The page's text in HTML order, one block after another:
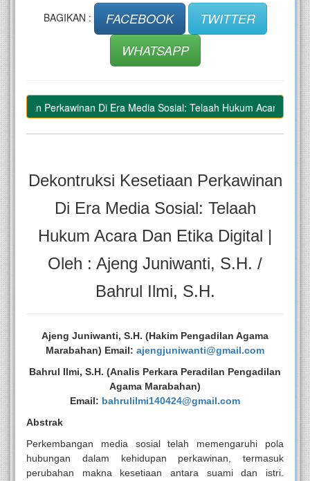
BAGIKAN : FACEBOOK
TWITTER
WHATSAPP
Perkawinan Di Era Media Sosial: Telaah Hukum Acara Dan
Dekontruksi Kesetiaan Perkawinan
Di Era Media Sosial: Telaah
Hukum Acara Dan Etika Digital |
Oleh : Ajeng Juniwanti, S.H. /
Bahrul Ilmi, S.H.
Ajeng Juniwanti, S.H. (Hakim Pengadilan Agama
Marabahan) Email: ajengjuniwanti@gmail.com
Bahrul Ilmi, S.H. (Analis Perkara Peradilan Pengadilan
Agama Marabahan)
Email: bahrulilmi140424@gmail.com
Abstrak
Perkembangan media sosial telah memengaruhi pola
hubungan dalam kehidupan perkawinan, termasuk
perubahan makna kesetiaan antara suami dan istri.